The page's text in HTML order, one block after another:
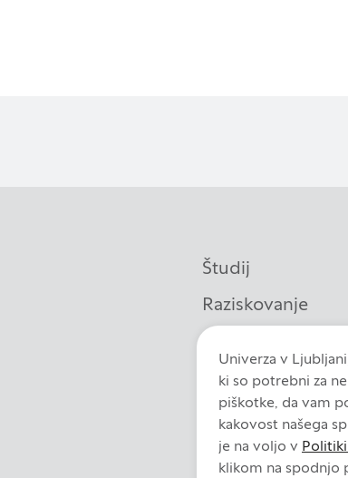
Študij
Raziskovanje
Knjižnica
Sodelovanje
Fakulteta
Univerza v
ki so potrebni za
piškotke, da vam
kakovost našega
je na voljo v
klikom na spodnjo